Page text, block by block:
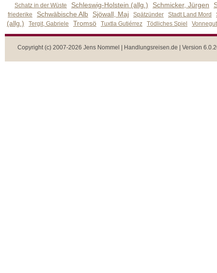
Schatz in der Wüste
Schleswig-Holstein (allg.) Schmicker, Jürgen
friederike Schwäbische Alb Sjöwall, Maj Spätzünder Stadt Land Mord
(allg.) Tergit, Gabriele Tromsö Tuxtla Gutiérrez Tödliches Spiel
Copyright (c) 2007-2026 Jens Nommel | Handlungsreisen.de | Version